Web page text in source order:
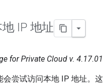
IP 地址
for Private Cloud v. 4.17.01
会尝试访问本地 IP 地址。这